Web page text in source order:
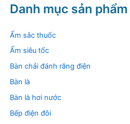
k
i
m
Danh mục sản phẩm
Ấm sắc thuốc
Ấm siêu tốc
Bàn chải đánh răng điện
Bàn là
Bàn là hơi nước
Bếp điện đôi